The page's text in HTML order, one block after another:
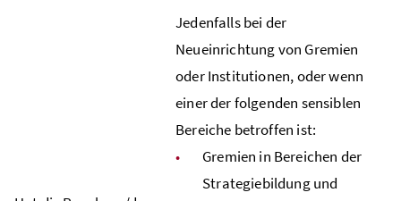
Jedenfalls bei der
Neueinrichtung von Gremien
oder Institutionen, oder wenn
einer der folgenden sensiblen
Bereiche betroffen ist:
Gremien in Bereichen der
Strategiebildung und